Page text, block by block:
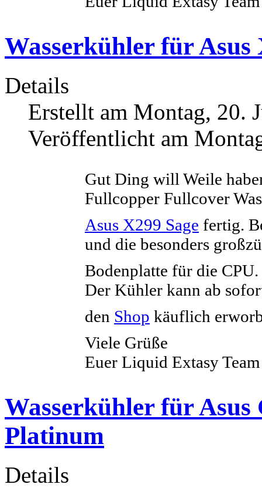
Wasserkühler für Asus
Details
Erstellt am Montag, 20.
Veröffentlicht am
Gut Ding will Weile
Fullcopper Fullcover
Asus X299 Sage fertig.
und die besonders
Bodenplatte für die
Der Kühler kann ab
den Shop käuflich
Viele Grüße
Euer Liquid Extasy Team
Wasserkühler für
Platinum
Details